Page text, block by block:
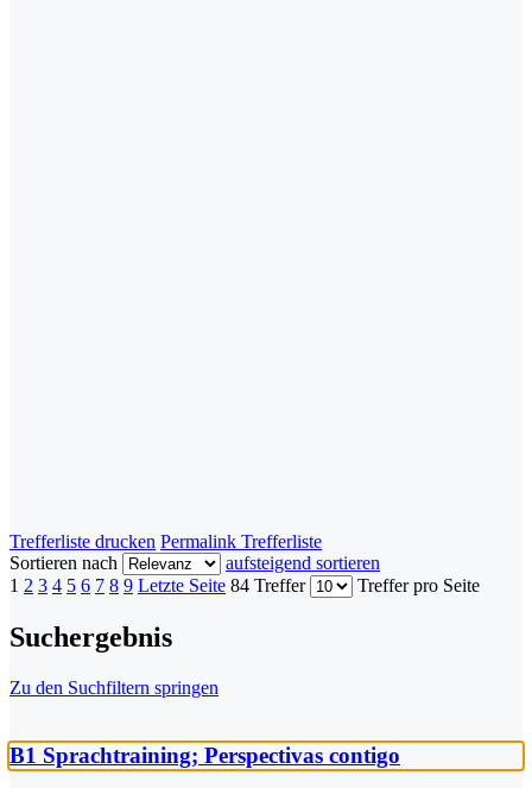
Trefferliste drucken Permalink Trefferliste
Sortieren nach
aufsteigend sortieren
1 2 3 4 5 6 7 8 9 Letzte Seite 84 Treffer Treffer pro Seite
Suchergebnis
Zu den Suchfiltern springen
B1 Sprachtraining; Perspectivas contigo